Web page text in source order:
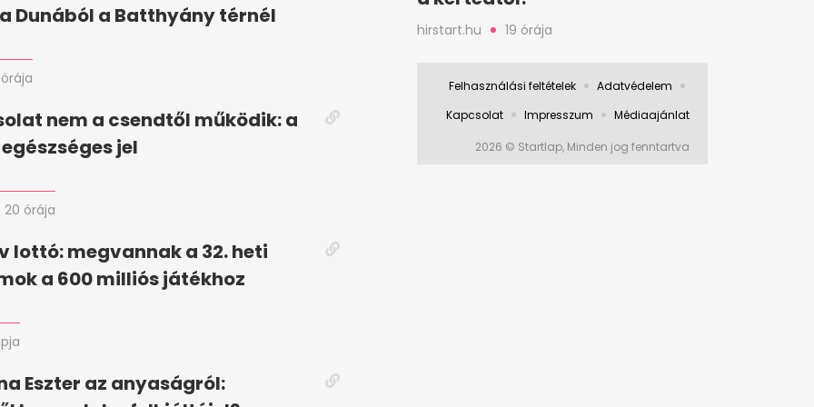
Dunából a Batthyány térnél
nem a csendtől működik: a
jel
20 órája
lottó: megvannak a 32. heti
a 600 milliós játékhoz
Eszter az anyaságról:
hirstart.hu 19 órája
Felhasználási feltételek
Adatvédelem
Kapcsolat
Impresszum Médiaajánlat
2026 © Startlap, Minden jog fenntartva